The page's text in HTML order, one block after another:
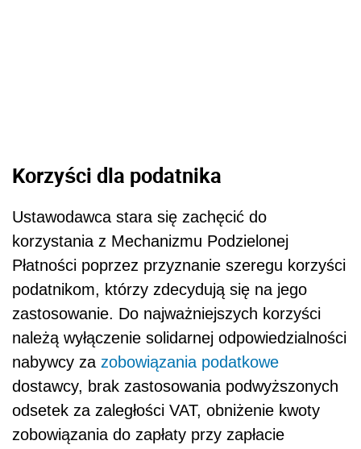
Korzyści dla podatnika
Ustawodawca stara się zachęcić do
korzystania z Mechanizmu Podzielonej
Płatności poprzez przyznanie szeregu korzyści
podatnikom, którzy zdecydują się na jego
zastosowanie. Do najważniejszych korzyści
należą wyłączenie solidarnej odpowiedzialności
nabywcy za zobowiązania podatkowe
dostawcy, brak zastosowania podwyższonych
odsetek za zaległości VAT, obniżenie kwoty
zobowiązania do zapłaty przy zapłacie